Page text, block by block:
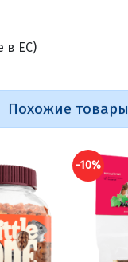
в ЕС)
Похожие товары
-10%